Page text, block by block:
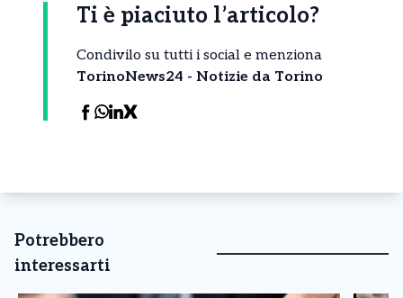
Ti è piaciuto l’articolo?
Condivilo su tutti i social e menziona
TorinoNews24 - Notizie da Torino
Potrebbero
interessarti